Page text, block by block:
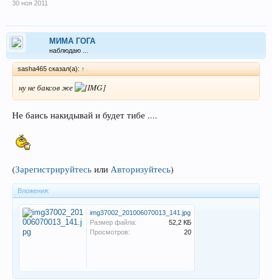
30 ноя 2011
МИМА ГОГА
наблюдаю ...
sasha465 сказал(а): ↑
ну не баксов же
Не баись накидывай и будет тибе ....
(Зарегистрируйтесь или Авторизуйтесь)
Вложения:
img37002_201006070013_141.jpg
Размер файла:
52,2 КБ
Просмотров:
20